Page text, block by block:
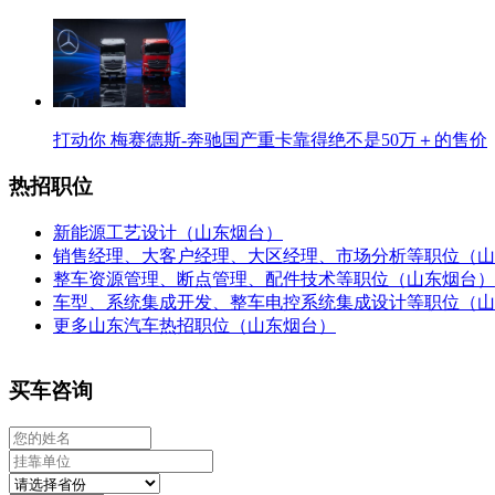
打动你 梅赛德斯-奔驰国产重卡靠得绝不是50万＋的售价
热招职位
新能源工艺设计（山东烟台）
销售经理、大客户经理、大区经理、市场分析等职位（山
整车资源管理、断点管理、配件技术等职位（山东烟台）
车型、系统集成开发、整车电控系统集成设计等职位（山
更多山东汽车热招职位（山东烟台）
买车咨询